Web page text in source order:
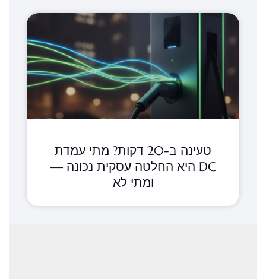
טעינה ב-20 דקות? מתי עמדת
DC היא החלטה עסקית נכונה —
ומתי לא